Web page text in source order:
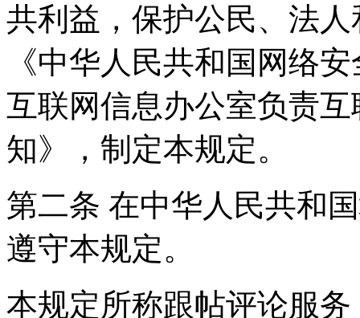
共利益，保护公民、法
《中华人民共和国网络
互联网信息办公室负责
知》，制定本规定。
第二条 在中华人民共和
遵守本规定。
本规定所称跟帖评论服